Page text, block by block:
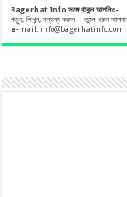
Bagerhat Info সঙ্গেথাকুনআপনিও-
পড়ুন, লিখুন, মন্তব্য করুন —তুলে ধরুন আপনার
e-mail:info@bagerhatinfo.com